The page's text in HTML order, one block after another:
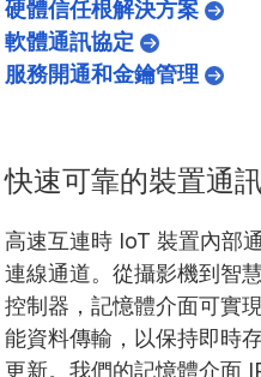
硬體信任根解決方案
軟體通訊協定
服務開通和金鑰管理
快速可靠的裝置通訊
高速互連時 IoT 裝置內部
連線通道。從攝影機到智
控制器，記憶體介面可實
能資料傳輸，以保持即時
更新。我們的記憶體介面